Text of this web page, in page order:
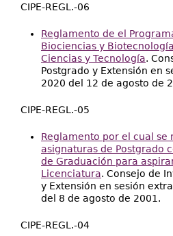
CIPE-REGL.-06
Reglamento de el
Biociencias y
Ciencias y Tecnología.
Postgrado y Extensión en
2020 del 12 de agosto de
CIPE-REGL.-05
Reglamento por el cual se
asignaturas de Postgrado
de Graduación para
Licenciatura. Consejo de
y Extensión en sesión
del 8 de agosto de 2001.
CIPE-REGL.-04